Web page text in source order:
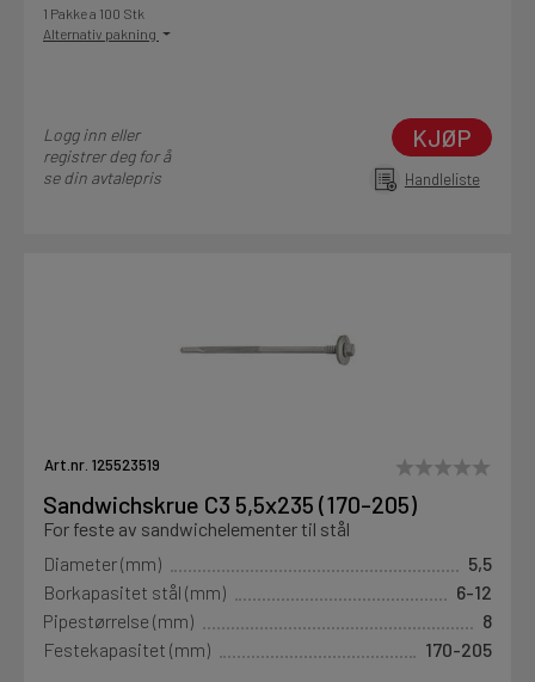
1 Pakke a 100 Stk
Alternativ pakning
Logg inn eller
registrer deg for å
se din avtalepris
KJØP
Handleliste
Art.nr. 125523519
Sandwichskrue C3 5,5x235 (170-205)
For feste av sandwichelementer til stål
Diameter (mm)
5,5
Borkapasitet stål (mm)
6-12
Pipestørrelse (mm)
8
Festekapasitet (mm)
170-205